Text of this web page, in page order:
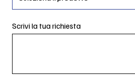
Scrivi la tua richiesta